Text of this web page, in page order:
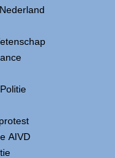
AIVD